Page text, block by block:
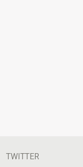
TWITTER